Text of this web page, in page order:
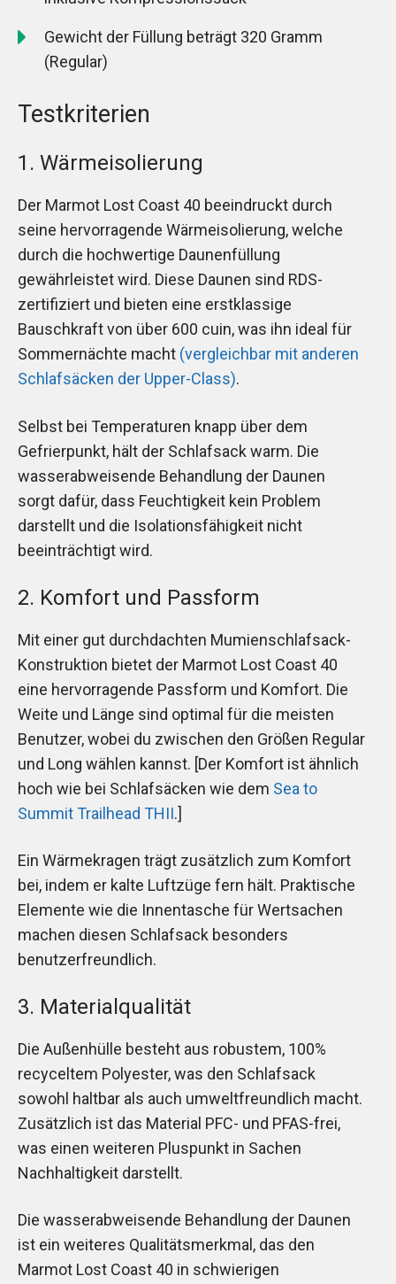
Gewicht der Füllung beträgt 320 Gramm
(Regular)
Testkriterien
1. Wärmeisolierung
Der Marmot Lost Coast 40 beeindruckt durch
seine hervorragende Wärmeisolierung, welche
durch die hochwertige Daunenfüllung
gewährleistet wird. Diese Daunen sind RDS-
zertifiziert und bieten eine erstklassige
Bauschkraft von über 600 cuin, was ihn ideal für
Sommernächte macht (vergleichbar mit anderen
Schlafsäcken der Upper-Class).
Selbst bei Temperaturen knapp über dem
Gefrierpunkt, hält der Schlafsack warm. Die
wasserabweisende Behandlung der Daunen
sorgt dafür, dass Feuchtigkeit kein Problem
darstellt und die Isolationsfähigkeit nicht
beeinträchtigt wird.
2. Komfort und Passform
Mit einer gut durchdachten Mumienschlafsack-
Konstruktion bietet der Marmot Lost Coast 40
eine hervorragende Passform und Komfort. Die
Weite und Länge sind optimal für die meisten
Benutzer, wobei du zwischen den Größen Regular
und Long wählen kannst. [Der Komfort ist ähnlich
hoch wie bei Schlafsäcken wie dem Sea to
Summit Trailhead THII.]
Ein Wärmekragen trägt zusätzlich zum Komfort
bei, indem er kalte Luftzüge fern hält. Praktische
Elemente wie die Innentasche für Wertsachen
machen diesen Schlafsack besonders
benutzerfreundlich.
3. Materialqualität
Die Außenhülle besteht aus robustem, 100%
recyceltem Polyester, was den Schlafsack
sowohl haltbar als auch umweltfreundlich macht.
Zusätzlich ist das Material PFC- und PFAS-frei,
was einen weiteren Pluspunkt in Sachen
Nachhaltigkeit darstellt.
Die wasserabweisende Behandlung der Daunen
ist ein weiteres Qualitätsmerkmal, das den
Marmot Lost Coast 40 in schwierigen